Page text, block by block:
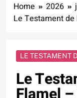
Home 2026
Le Testament
LE TESTAMENT
Le